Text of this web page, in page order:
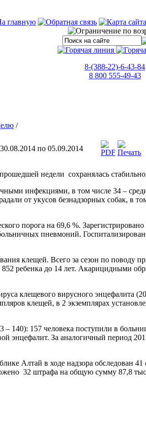
8-(388-22)-6-43-84
8 800 555-49-43
/
по 05.09.2014
недели сохранялась
инфекциями, в том числе 34 –
от укусов безнадзорных собак, в
порога на 69,6 %. Зарегистрировано
пневмоний.
клещей. Всего за сезон по поводу
ребенка до 14 лет. Акарицидными
клещевого вирусного энцефалита
клещей, в 2 экземплярах
– 140): 157 человека поступили в
энцефалит. За аналогичный период
Алтай в ходе надзора обследован 41
32 штрафа на общую сумму 87,8